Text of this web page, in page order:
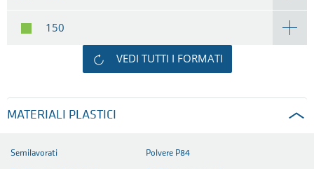
150
VEDI TUTTI I FORMATI
MATERIALI PLASTICI
Semilavorati Polvere P84